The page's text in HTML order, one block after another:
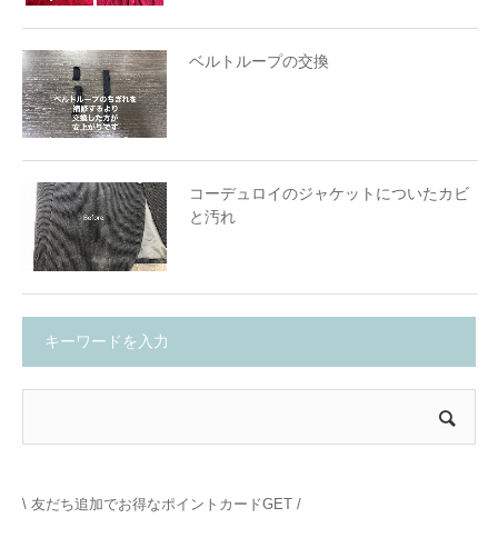
ベルトループの交換
コーデュロイのジャケットについたカビ
と汚れ
キーワードを入力
\ 友だち追加でお得なポイントカードGET /